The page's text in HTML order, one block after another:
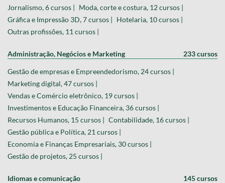
Jornalismo, 6 cursos | Moda, corte e costura, 12 cursos |
Gráfica e Impressão 3D, 7 cursos | Hotelaria, 10 cursos |
Outras profissões, 11 cursos |
Administração, Negócios e Marketing 233 cursos
Gestão de empresas e Empreendedorismo, 24 cursos |
Marketing digital, 47 cursos |
Vendas e Comércio eletrônico, 19 cursos |
Investimentos e Educação Financeira, 36 cursos |
Recursos Humanos, 15 cursos | Contabilidade, 16 cursos |
Gestão pública e Política, 21 cursos |
Economia e Finanças Empresariais, 30 cursos |
Gestão de projetos, 25 cursos |
Idiomas e comunicação 145 cursos